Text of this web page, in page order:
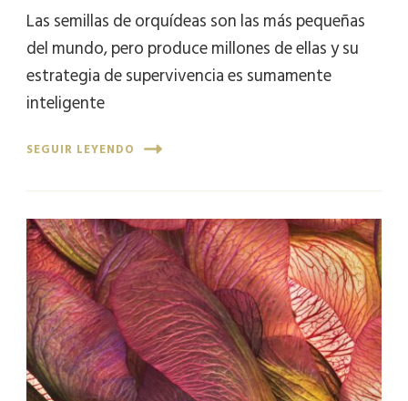
Las semillas de orquídeas son las más pequeñas
del mundo, pero produce millones de ellas y su
estrategia de supervivencia es sumamente
inteligente
SEGUIR LEYENDO